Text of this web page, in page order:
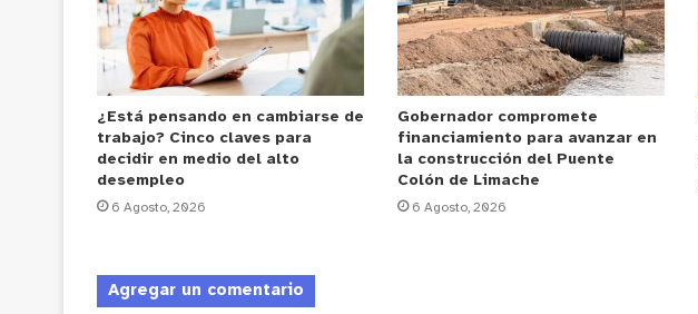
¿Está pensando en cambiarse de
trabajo? Cinco claves para
decidir en medio del alto
desempleo
6 Agosto, 2026
Gobernador compromete
financiamiento para avanzar en
la construcción del Puente
Colón de Limache
6 Agosto, 2026
Agregar un comentario